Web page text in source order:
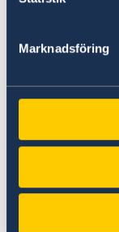
Marknadsföring
Verdacht
Wenn Sie
Straftat oder
schwedischen
können Sie